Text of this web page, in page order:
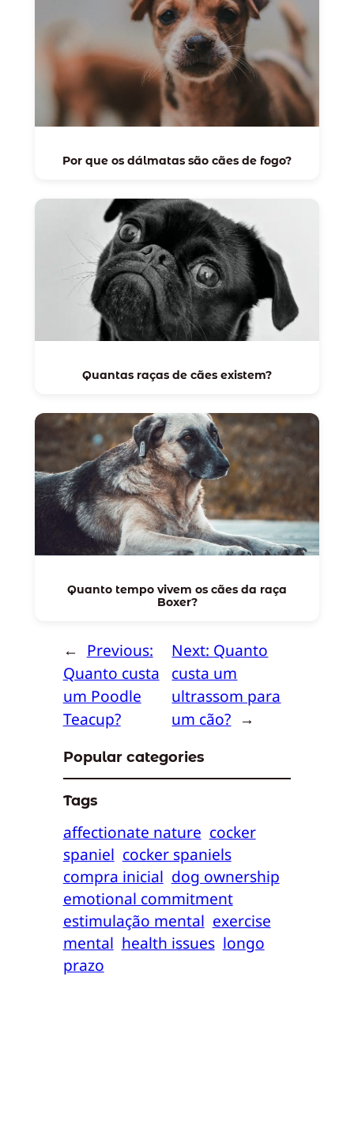
Por que os dálmatas são cães de fogo?
Quantas raças de cães existem?
Quanto tempo vivem os cães da raça
Boxer?
← Previous:
Quanto custa
um Poodle
Teacup?
Next: Quanto
custa um
ultrassom para
um cão? →
Popular categories
Tags
affectionate nature cocker
spaniel cocker spaniels
compra inicial dog ownership
emotional commitment
estimulação mental exercise
mental health issues longo
prazo